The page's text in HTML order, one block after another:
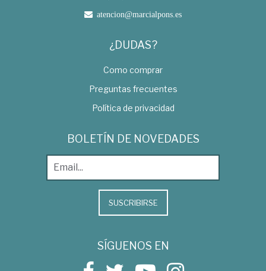
atencion@marcialpons.es
¿DUDAS?
Como comprar
Preguntas frecuentes
Política de privacidad
BOLETÍN DE NOVEDADES
SUSCRIBIRSE
SÍGUENOS EN